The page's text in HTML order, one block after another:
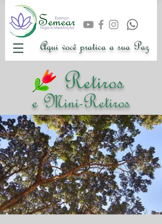
Aqui você pratica a sua Paz
Retiros
e Mini-Retiros